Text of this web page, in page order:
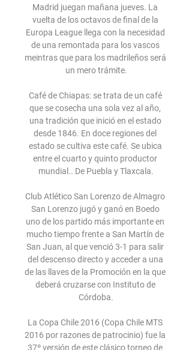
Madrid juegan mañana jueves. La
vuelta de los octavos de final de la
Europa League llega con la necesidad
de una remontada para los vascos
meintras que para los madrileños será
un mero trámite.
Café de Chiapas: se trata de un café
que se cosecha una sola vez al año,
una tradición que inició en el estado
desde 1846. En doce regiones del
estado se cultiva este café. Se ubica
entre el cuarto y quinto productor
mundial.. De Puebla y Tlaxcala.
Club Atlético San Lorenzo de Almagro
San Lorenzo jugó y ganó en Boedo
uno de los partido más importante en
mucho tiempo frente a San Martín de
San Juan, al que venció 3-1 para salir
del descenso directo y acceder a una
de las llaves de la Promoción en la que
deberá cruzarse con Instituto de
Córdoba.
La Copa Chile 2016 (Copa Chile MTS
2016 por razones de patrocinio) fue la
37º versión de este clásico torneo de